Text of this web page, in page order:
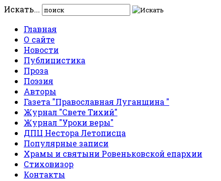
Искать...
Главная
О сайте
Новости
Публицистика
Проза
Поэзия
Авторы
Газета "Православная Луганщина "
Журнал "Свете Тихий"
Журнал "Уроки веры"
ДПЦ Нестора Летописца
Популярные записи
Храмы и святыни Ровеньковской епархии
Стиховизор
Контакты